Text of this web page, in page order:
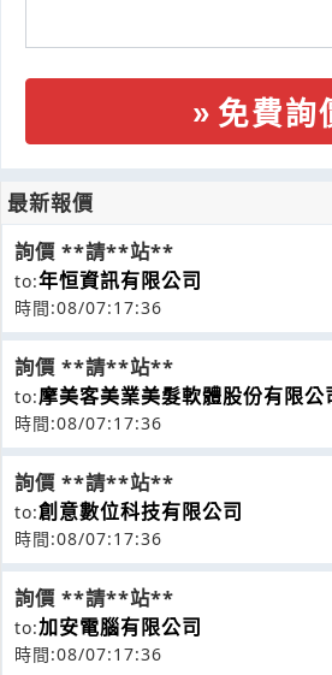
免費詢
最新報價
詢價 **請**站**
to:年恒資訊有限公司
時間:08/07:17:36
詢價 **請**站**
to:摩美客美業美髮軟體股份有限公
時間:08/07:17:36
詢價 **請**站**
to:創意數位科技有限公司
時間:08/07:17:36
詢價 **請**站**
to:加安電腦有限公司
時間:08/07:17:36